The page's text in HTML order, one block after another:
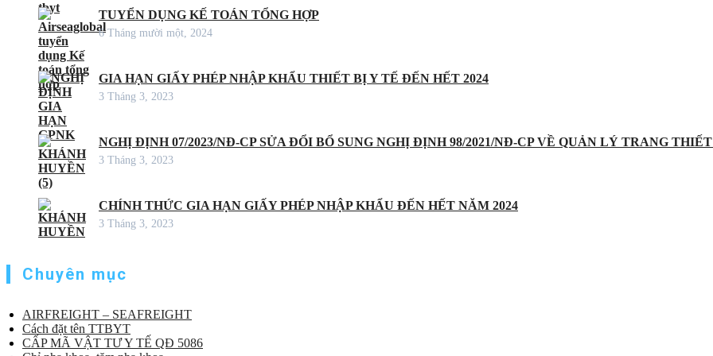
TUYỂN DỤNG KẾ TOÁN TỔNG HỢP
6 Tháng mười một, 2024
GIA HẠN GIẤY PHÉP NHẬP KHẨU THIẾT BỊ Y TẾ ĐẾN HẾT 2024
3 Tháng 3, 2023
NGHỊ ĐỊNH 07/2023/NĐ-CP SỬA ĐỔI BỔ SUNG NGHỊ ĐỊNH 98/2021/NĐ-CP VỀ QUẢN LÝ TRANG
3 Tháng 3, 2023
CHÍNH THỨC GIA HẠN GIẤY PHÉP NHẬP KHẨU ĐẾN HẾT NĂM 2024
3 Tháng 3, 2023
Chuyên mục
AIRFREIGHT – SEAFREIGHT
Cách đặt tên TTBYT
CẤP MÃ VẬT TƯ Y TẾ QĐ 5086